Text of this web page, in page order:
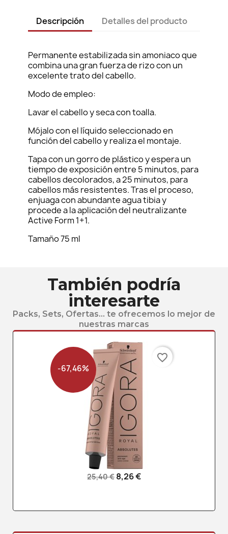
Descripción Detalles del producto
Permanente estabilizada sin amoniaco que
combina una gran fuerza de rizo con un
excelente trato del cabello.
Modo de empleo:
Lavar el cabello y seca con toalla.
Mójalo con el líquido seleccionado en
función del cabello y realiza el montaje.
Tapa con un gorro de plástico y espera un
tiempo de exposición entre 5 minutos, para
cabellos decolorados, a 25 minutos, para
cabellos más resistentes. Tras el proceso,
enjuaga con abundante agua tibia y
procede a la aplicación del neutralizante
Active Form 1+1.
Tamaño 75 ml
También podría
interesarte
Packs, Sets, Ofertas... te ofrecemos lo mejor de
nuestras marcas
25,40 € 8,26 €
-67,46%
favorite_border